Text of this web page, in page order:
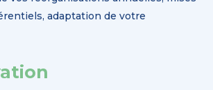
adaptation de votre